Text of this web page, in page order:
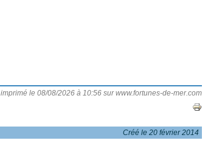
imprimé le 08/08/2026 à 10:56 sur www.fortunes-de-mer.com
Créé le 20 février 2014